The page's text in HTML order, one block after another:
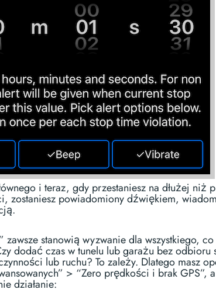
i teraz, gdy przestaniesz na dłużej niż
zostaniesz powiadomiony dźwiękiem,
zawsze stanowią wyzwanie dla wszystkiego, co
dodać czas w tunelu lub garażu bez odbioru
lub ruchu? To zależy. Dlatego masz
> “Zero prędkości i brak GPS”,
działanie: